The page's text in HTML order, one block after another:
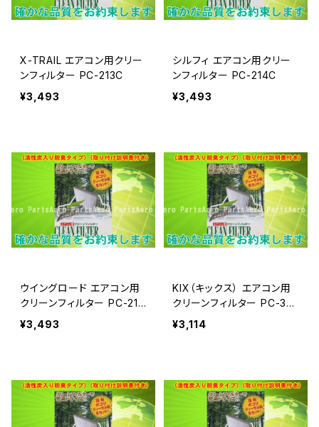
X-TRAIL エアコン用クリー
ンフィルター PC-213C
¥3,493
シルフィ エアコン用クリー
ンフィルター PC-214C
¥3,493
ウイングロード エアコン用
クリーンフィルター PC-214
C
¥3,493
KIX（キックス） エアコン用
クリーンフィルター PC-301
C
¥3,114